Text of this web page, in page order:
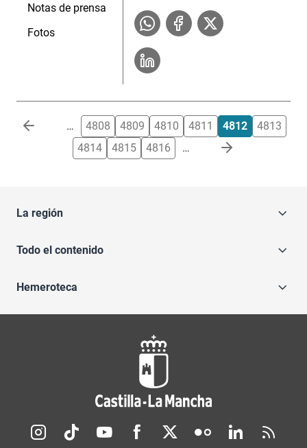
Notas de prensa
Fotos
Paginación … 4808 4809 4810 4811 4812
4813
4814
4815 4816 …
La región
Todo el contenido
Hemeroteca
Redes sociales JCCM